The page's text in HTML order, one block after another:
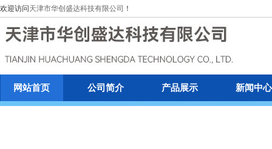
欢迎访问 天津市华创盛达科技有限公司 ！
网站首页 公司简介 产品展示 新闻中心